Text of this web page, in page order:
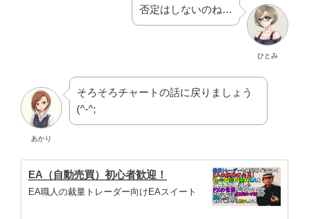
ひとみ
否定はしないのね…
あかり
そろそろチャートの話に戻りましょう
(^-^;
EA（自動売買）初心者歓迎！
EA職人の裁量トレーダー向けEAスイート